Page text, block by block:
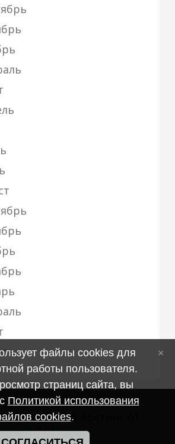
© 2026
uCoz
файлы cookies для
работы пользователя.
страниц сайта, вы
Политикой использования
cookies.